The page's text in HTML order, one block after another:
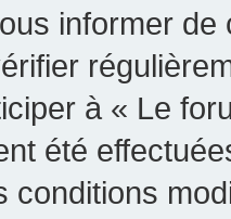
informer
à « Le
été
conditions